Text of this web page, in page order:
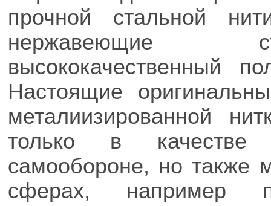
прочной стальной
нержавеющие
высококачественный
Настоящие
металиизированной
только в
самообороне, но также
сферах, например